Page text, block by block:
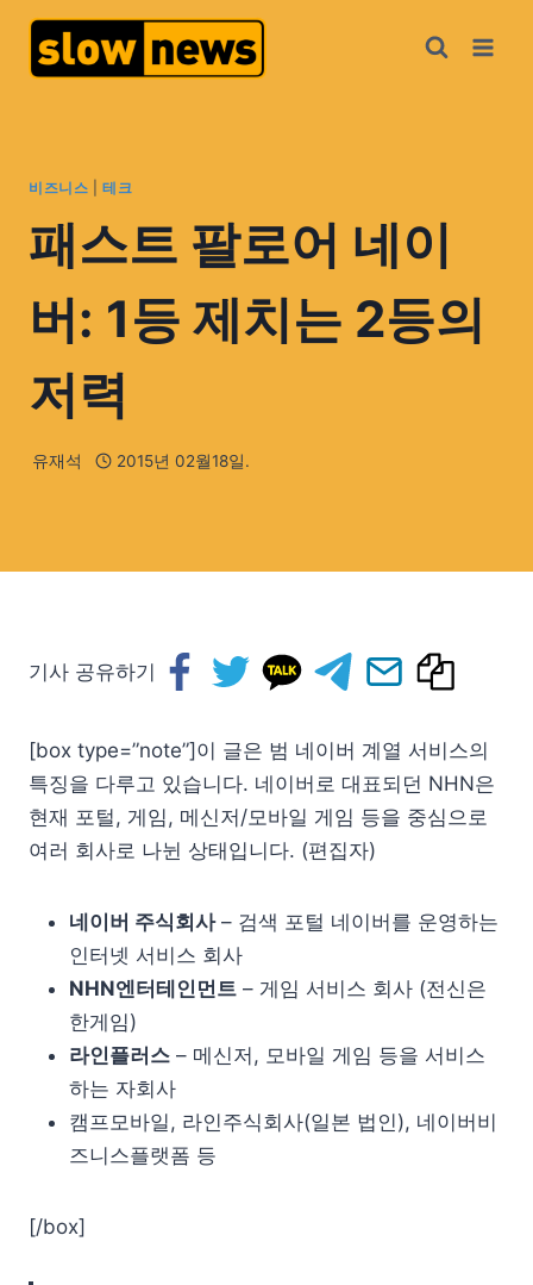
비즈니스 |테크
패스트 팔로어 네이
버: 1등 제치는 2등의
저력
유재석 2015년 02월18일.
기사 공유하기
[box type=”note”]이 글은 범 네이버 계열 서비스의
특징을 다루고 있습니다. 네이버로 대표되던 NHN은
현재 포털, 게임, 메신저/모바일 게임 등을 중심으로
여러 회사로 나뉜 상태입니다. (편집자)
네이버 주식회사– 검색 포털 네이버를 운영하는
인터넷 서비스 회사
NHN엔터테인먼트 – 게임 서비스 회사 (전신은
한게임)
라인플러스 – 메신저, 모바일 게임 등을 서비스
하는 자회사
캠프모바일, 라인주식회사(일본 법인), 네이버비
즈니스플랫폼 등
[/box]